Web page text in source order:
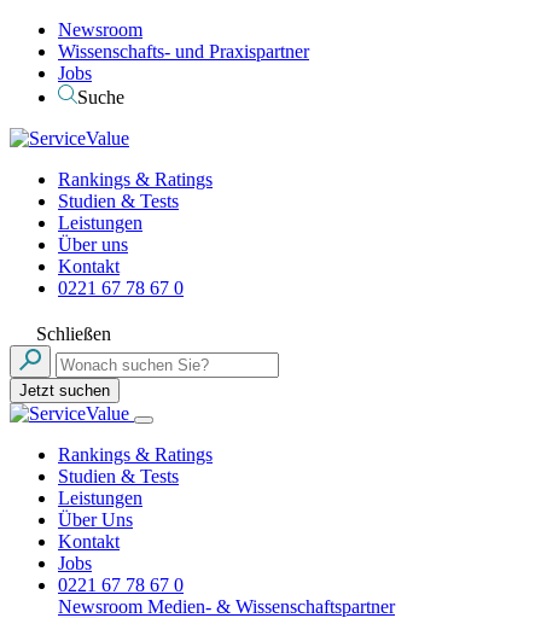
Newsroom
Wissenschafts- und Praxispartner
Jobs
Suche
Rankings & Ratings
Studien & Tests
Leistungen
Über uns
Kontakt
0221 67 78 67 0
Schließen
Jetzt suchen
Rankings & Ratings
Studien & Tests
Leistungen
Über Uns
Kontakt
Jobs
0221 67 78 67 0
Newsroom Medien- & Wissenschaftspartner